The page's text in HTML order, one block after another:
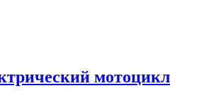
мотоцикл